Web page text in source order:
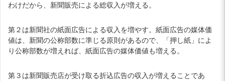
わけだから、新聞販売による総収入が増える。
第２は新聞社の紙面広告による収入を増やす。紙面広告の媒体価
値は、新聞の公称部数に準じる原則があるので、「押し紙」によ
り公称部数が増えれば、紙面広告の媒体価値も増える。
第３は新聞販売店が受け取る折込広告の収入が増えることであ